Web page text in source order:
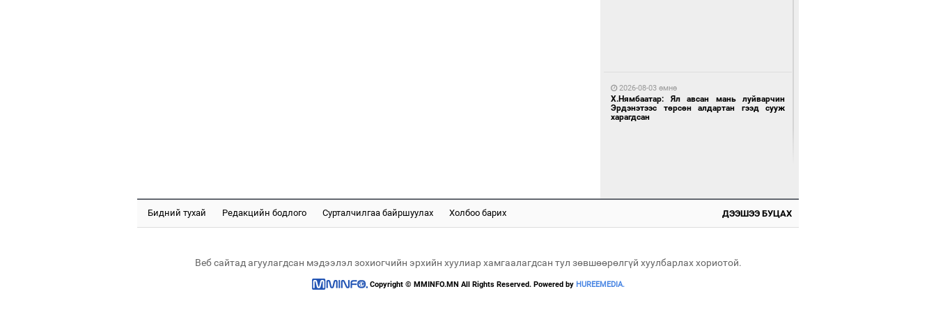
2026-08-03 өмнө
Х.Нямбаатар: Ял авсан мань луйварчин
Эрдэнэтээс төрсөн алдартан гээд сууж
харагдсан
Бидний тухай Редакцийн бодлого Сурталчилгаа байршуулах Холбоо барих ДЭЭШЭЭ БУЦАХ
Веб сайтад агуулагдсан мэдээлэл зохиогчийн эрхийн хуулиар хамгаалагдсан тул зөвшөөрөлгүй хуулбарлах хориотой.
Copyright © MMINFO.MN All Rights Reserved. Powered by HUREEMEDIA.